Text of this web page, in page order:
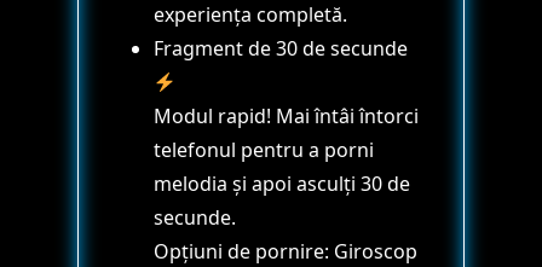
experiența completă.
Fragment de 30 de secunde
Modul rapid! Mai întâi întorci
telefonul pentru a porni
melodia și apoi asculți 30 de
secunde.
Opțiuni de pornire: Giroscop